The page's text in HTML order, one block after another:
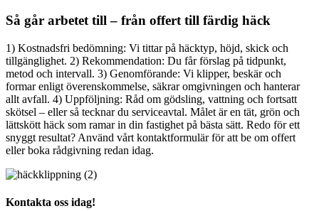
Så går arbetet till – från offert till färdig häck
1) Kostnadsfri bedömning: Vi tittar på häcktyp, höjd, skick och
tillgänglighet. 2) Rekommendation: Du får förslag på tidpunkt,
metod och intervall. 3) Genomförande: Vi klipper, beskär och
formar enligt överenskommelse, säkrar omgivningen och hanterar
allt avfall. 4) Uppföljning: Råd om gödsling, vattning och fortsatt
skötsel – eller så tecknar du serviceavtal. Målet är en tät, grön och
lättskött häck som ramar in din fastighet på bästa sätt. Redo för ett
snyggt resultat? Använd vårt kontaktformulär för att be om offert
eller boka rådgivning redan idag.
Kontakta oss idag!